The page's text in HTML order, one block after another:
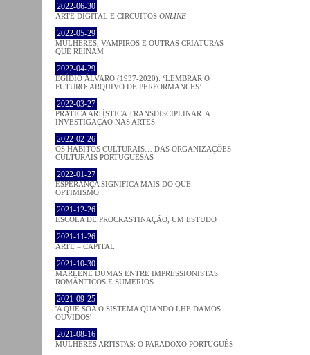
2022-06-30
ARTE DIGITAL E CIRCUITOS ONLINE
2022-05-29
MULHERES, VAMPIROS E OUTRAS CRIATURAS
QUE REINAM
2022-04-29
EGÍDIO ÁLVARO (1937-2020). ‘LEMBRAR O
FUTURO: ARQUIVO DE PERFORMANCES’
2022-03-27
PRATICA ARTÍSTICA TRANSDISCIPLINAR: A
INVESTIGAÇÃO NAS ARTES
2022-02-26
OS HÁBITOS CULTURAIS… DAS ORGANIZAÇÕES
CULTURAIS PORTUGUESAS
2022-01-27
ESPERANÇA SIGNIFICA MAIS DO QUE
OPTIMISMO
2021-12-26
ESCOLA DE PROCRASTINAÇÃO, UM ESTUDO
2021-11-26
ARTE = CAPITAL
2021-10-30
MARLENE DUMAS ENTRE IMPRESSIONISTAS,
ROMÂNTICOS E SUMÉRIOS
2021-09-25
'A QUE SOA O SISTEMA QUANDO LHE DAMOS
OUVIDOS'
2021-08-16
MULHERES ARTISTAS: O PARADOXO PORTUGUÊS